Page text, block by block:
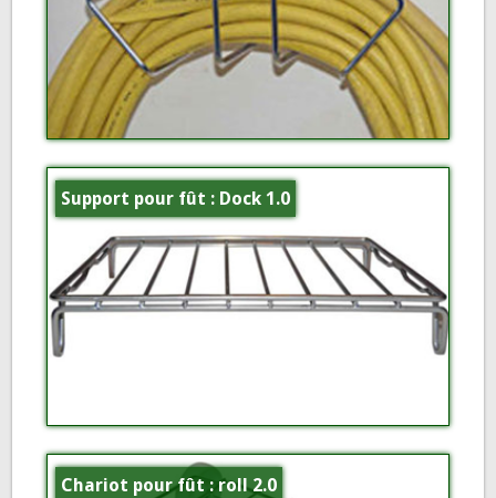
Support pour fût : Dock 1.0
Chariot pour fût : roll 2.0